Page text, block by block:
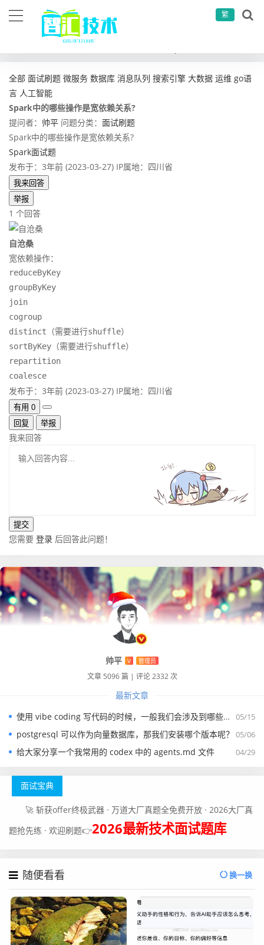
繁
全部 面试刷题 微服务 数据库 消息队列 搜索引擎 大数据 运维 go语
言 人工智能
Spark中的哪些操作是宽依赖关系?
提问者： 帅平 问题分类： 面试刷题
Spark中的哪些操作是宽依赖关系?
Spark面试题
发布于：3年前 (2023-03-27) IP属地：四川省
我来回答
举报
1 个回答
自沧桑
宽依赖操作：
reduceByKey
groupByKey
join
cogroup
distinct（需要进行shuffle）
sortByKey（需要进行shuffle）
repartition
coalesce
发布于：3年前 (2023-03-27) IP属地：四川省
有用 0
回复
举报
我来回答
您需要 登录 后回答此问题！
帅平 V 管理员
文章 5096 篇 | 评论 2332 次
最新文章
05/15
使用 vibe coding 写代码的时候，一般我们会涉及到哪些提示词？
05/06
postgresql 可以作为向量数据库，那我们安装哪个版本呢？
04/29
给大家分享一个我常用的 codex 中的 agents.md 文件
面试宝典
🚀 斩获offer终极武器 · 万道大厂真题全免费开放 · 2026大厂真
题抢先练 · 欢迎刷题👉2026最新技术面试题库
随便看看 换一换